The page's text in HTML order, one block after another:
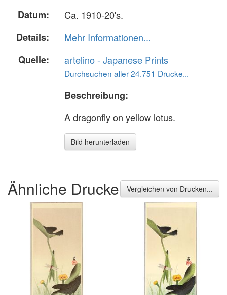
Datum:
Ca. 1910-20's.
Details:
Mehr Informationen...
Quelle:
artelino - Japanese Prints
Durchsuchen aller 24.751 Drucke...
Beschreibung:
A dragonfly on yellow lotus.
Bild herunterladen
Ähnliche Drucke Vergleichen von Drucken...